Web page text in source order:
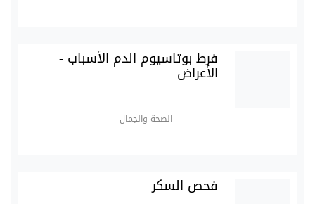
فرط بوتاسيوم الدم الأسباب -
الأعراض
الصحة والجمال
فحص السكر